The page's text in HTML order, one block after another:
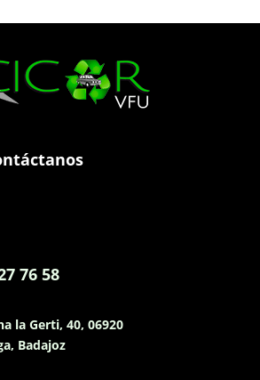
76 58
la Gerti, 40, 06920
Badajoz